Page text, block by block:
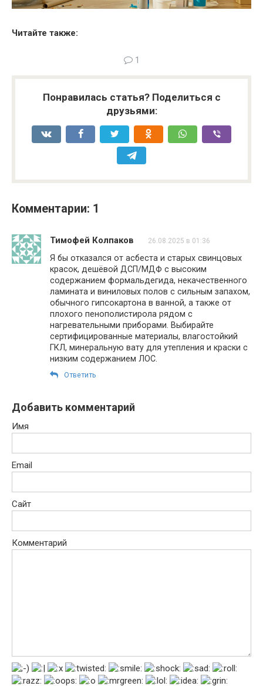
Читайте также:
1
Понравилась статья? Поделиться с
друзьями:
Комментарии: 1
Тимофей Колпаков 26.08.2025 в 01:36
Я бы отказался от асбеста и старых свинцовых
красок, дешёвой ДСП/МДФ с высоким
содержанием формальдегида, некачественного
ламината и виниловых полов с сильным запахом,
обычного гипсокартона в ванной, а также от
плохого пенополистирола рядом с
нагревательными приборами. Выбирайте
сертифицированные материалы, влагостойкий
ГКЛ, минеральную вату для утепления и краски с
низким содержанием ЛОС.
Ответить
Добавить комментарий
Имя
Email
Сайт
Комментарий